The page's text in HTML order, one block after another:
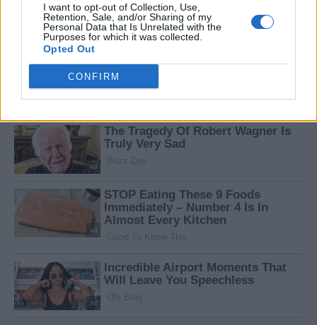
I want to opt-out of Collection, Use,
Retention, Sale, and/or Sharing of my
Personal Data that Is Unrelated with the
Purposes for which it was collected.
Opted Out
CONFIRM